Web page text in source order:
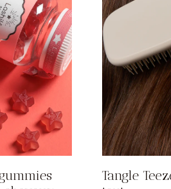
Tangle